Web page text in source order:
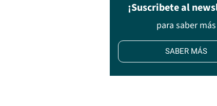
¡Suscribete al
para saber más
SABER MÁS